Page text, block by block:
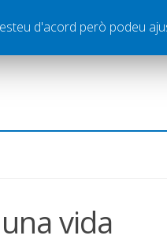
vida
d'acord però podeu